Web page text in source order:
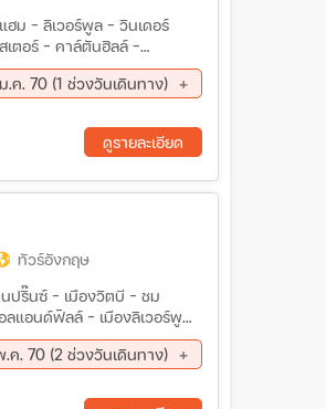
ฮม – ลิเวอร์พูล – วินเดอร์
เตอร์ - คาล์ตันฮิลล์ –
House – ถนนปริ๊นซ์
Potter) – ทะเลสาบวิน
– หมู่บ้านเบอร์ตัน
เมืองคาร์ดิฟ – เมืองบาธ –
Potter Studio Tour –
(Harrods) มื้อพิเศษ :
นเนอร์ซีฟู้ดลอนดอน –
ค. 70 (1 ช่วงวันเดินทาง)
ดูรายละเอียด
ทัวร์อังกฤษ
นปริ๊นซ์ - เมืองวิตบี - ชม
ลแอนด์ฟิลล์ - เมืองลิเวอร์พูล
ดิฟ - เข้าชม สโตนเฮนจ์ -
ร์ตัน ออน เดอะ วอเตอร์ -
ค. 70 (2 ช่วงวันเดินทาง)